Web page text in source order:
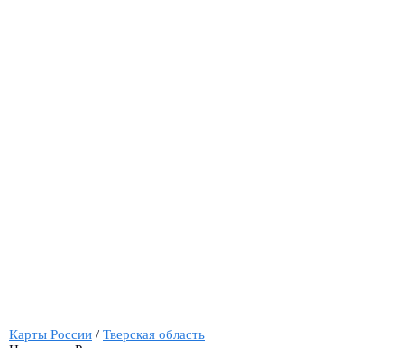
Карты России / Тверская область